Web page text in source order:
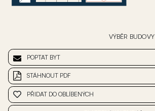
VÝBĚR BUDOVY
POPTAT BYT
STÁHNOUT PDF
PŘIDAT DO OBLÍBENÝCH